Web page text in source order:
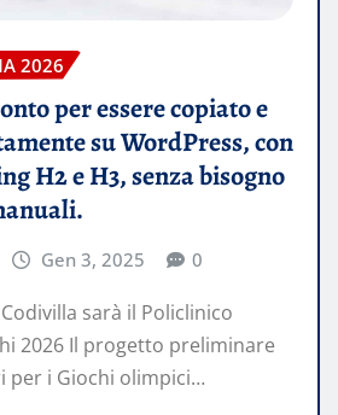
2026
per essere copiato e
su WordPress, con
H2 e H3, senza bisogno
Gen 3, 2025 0
sarà il Policlinico
2026 Il progetto preliminare
per i Giochi olimpici…